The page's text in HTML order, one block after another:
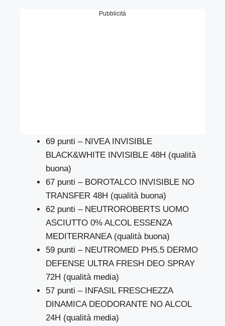
Pubblicità
69 punti – NIVEA INVISIBLE
BLACK&WHITE INVISIBLE 48H (qualità
buona)
67 punti – BOROTALCO INVISIBLE NO
TRANSFER 48H (qualità buona)
62 punti – NEUTROROBERTS UOMO
ASCIUTTO 0% ALCOL ESSENZA
MEDITERRANEA (qualità buona)
59 punti – NEUTROMED PH5.5 DERMO
DEFENSE ULTRA FRESH DEO SPRAY
72H (qualità media)
57 punti – INFASIL FRESCHEZZA
DINAMICA DEODORANTE NO ALCOL
24H (qualità media)